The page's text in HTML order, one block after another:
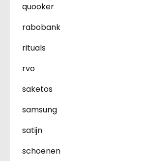
quooker
rabobank
rituals
rvo
saketos
samsung
satijn
schoenen